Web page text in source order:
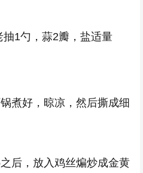
1勺，蒜2瓣，盐适量
煮好，晾凉，然后撕成细
后，放入鸡丝煸炒成金黄